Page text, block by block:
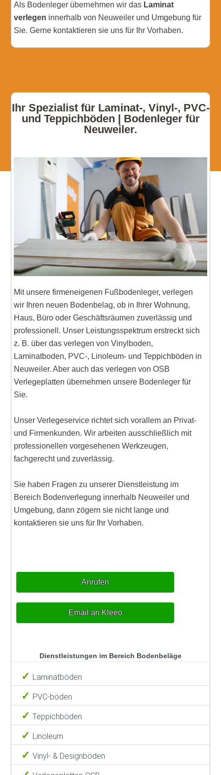
Als Bodenleger übernehmen wir das Laminat
verlegen innerhalb von Neuweiler und Umgebung für
Sie. Gerne kontaktieren sie uns für Ihr Vorhaben.
Ihr Spezialist für Laminat-, Vinyl-, PVC-
und Teppichböden | Bodenleger für
Neuweiler.
Mit unsere firmeneigenen Fußbodenleger, verlegen
wir Ihren neuen Bodenbelag, ob in Ihrer Wohnung,
Haus, Büro oder Geschäftsräumen zuverlässig und
professionell. Unser Leistungsspektrum erstreckt sich
z. B. über das verlegen von Vinylboden,
Laminatboden, PVC-, Linoleum- und Teppichböden in
Neuweiler. Aber auch das verlegen von OSB
Verlegeplatten übernehmen unsere Bodenleger für
Sie.
Unser Verlegeservice richtet sich vorallem an Privat-
und Firmenkunden. Wir arbeiten ausschließlich mit
professionellen vorgesehenen Werkzeugen,
fachgerecht und zuverlässig.
Sie haben Fragen zu unserer Dienstleistung im
Bereich Bodenverlegung innerhalb Neuweiler und
Umgebung, dann zögern sie nicht lange und
kontaktieren sie uns für Ihr Vorhaben.
Anrufen
Email an Kleeo
Dienstleistungen im Bereich Bodenbeläge
Laminatböden
PVC-böden
Teppichböden
Linoleum
Vinyl- & Designböden